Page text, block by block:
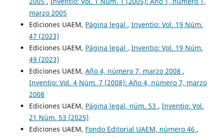
marzo 2005
Ediciones UAEM, Página legal , Inventio: Vol. 19 Núm.
47 (2023)
Ediciones UAEM, Página legal , Inventio: Vol. 19 Núm.
49 (2023)
Ediciones UAEM, Año 4, número 7, marzo 2008 ,
Inventio: Vol. 4 Núm. 7 (2008): Año 4, número 7, marzo
2008
Ediciones UAEM, Página legal, núm. 53 , Inventio: Vol.
21 Núm. 53 (2025)
Ediciones UAEM, Fondo Editorial UAEM, número 46 ,